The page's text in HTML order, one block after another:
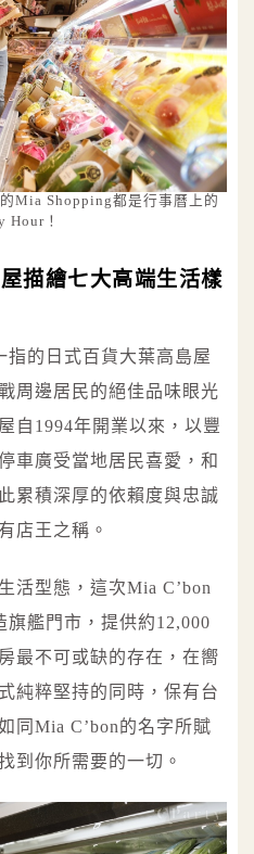
Mia Shopping都是行事曆上的
Hour！
描繪七大高端生活樣
指的日式百貨大葉高島屋
周邊居民的絕佳品味眼光
自1994年開業以來，以豐
車廣受當地居民喜愛，和
累積深厚的依賴度與忠誠
店王之稱。
活型態，這次Mia C’bon
旗艦門市，提供約12,000
最不可或缺的存在，在嚮
純粹堅持的同時，保有台
同Mia C’bon的名字所賦
到你所需要的一切。